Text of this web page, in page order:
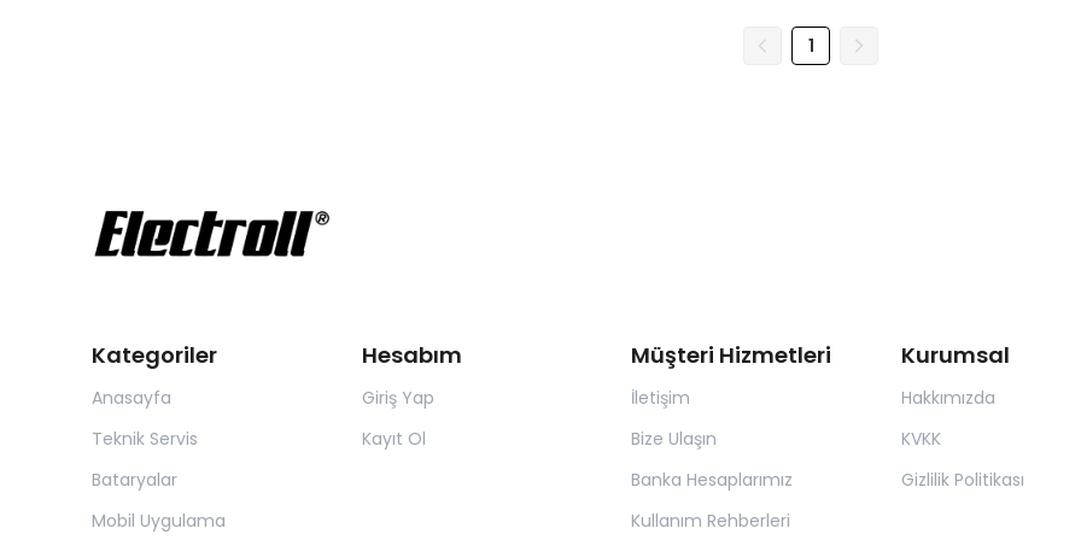
1
Kategoriler
Anasayfa
Teknik Servis
Bataryalar
Mobil Uygulama
Hesabım
Giriş Yap
Kayıt Ol
Müşteri Hizmetleri
İletişim
Bize Ulaşın
Banka Hesaplarımız
Kullanım Rehberleri
Kurumsal
Hakkımızda
KVKK
Gizlilik Politikası